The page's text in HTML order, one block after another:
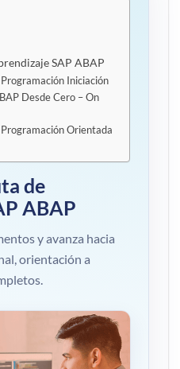
SAP ABAP
Iniciación
Desde Cero – On
Orientada
de
ABAP
y avanza hacia
orientación a